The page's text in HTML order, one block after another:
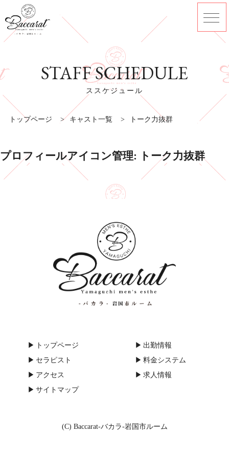
ススケジュール
STAFF SCHEDULE
トップページ > キャスト一覧 > トーク力抜群
プロフィールアイコン管理: トーク力抜群
トップページ
出勤情報
セラピスト
料金システム
アクセス
求人情報
サイトマップ
(C) Baccarat-バカラ-岩国市ルーム